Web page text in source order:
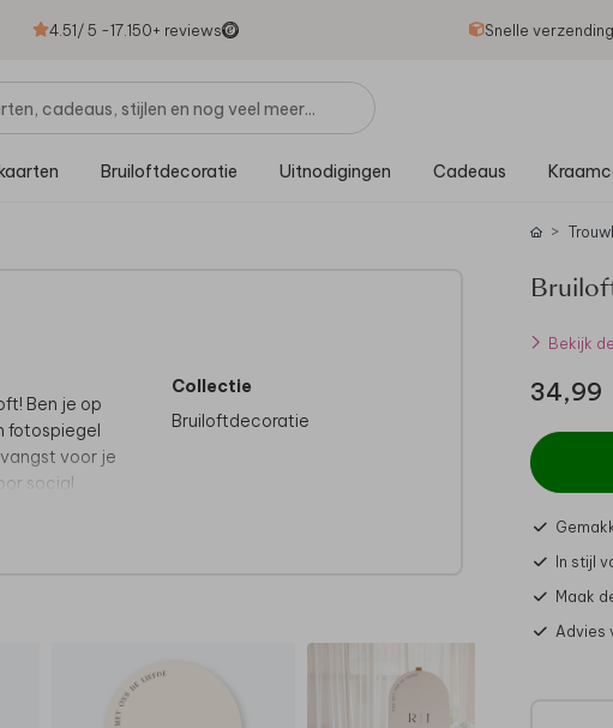
4.51/ 5 -17.150+ reviews Snelle
Bruiloftdecoratie Uitnodigingen Cadeaus
Ben je op
fotospiegel
voor je
social
het design
Collectie
Bruiloftdecoratie
Bekijk
34,99
In stijl
Maak
Advies